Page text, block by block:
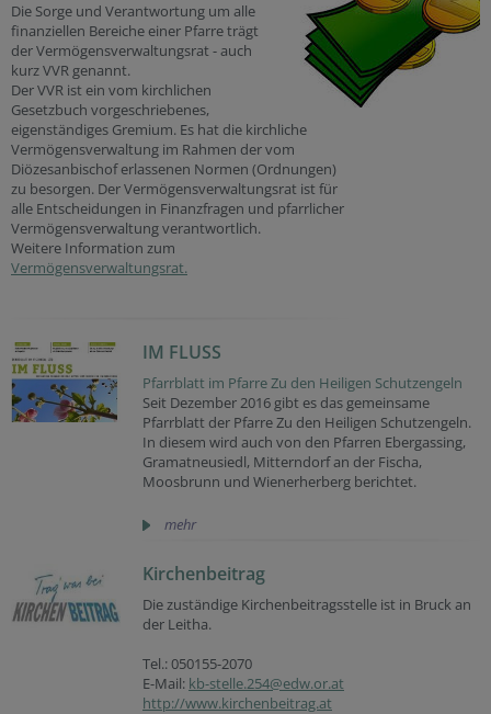
Die Sorge und Verantwortung um alle
finanziellen Bereiche einer Pfarre trägt
der Vermögensverwaltungsrat - auch
kurz VVR genannt.
Der VVR ist ein vom kirchlichen
Gesetzbuch vorgeschriebenes,
eigenständiges Gremium. Es hat die kirchliche
Vermögensverwaltung im Rahmen der vom
Diözesanbischof erlassenen Normen (Ordnungen)
zu besorgen. Der Vermögensverwaltungsrat ist für
alle Entscheidungen in Finanzfragen und pfarrlicher
Vermögensverwaltung verantwortlich.
Weitere Information zum
Vermögensverwaltungsrat.
IM FLUSS
Pfarrblatt im Pfarre Zu den Heiligen Schutzengeln
Seit Dezember 2016 gibt es das gemeinsame
Pfarrblatt der Pfarre Zu den Heiligen Schutzengeln.
In diesem wird auch von den Pfarren Ebergassing,
Gramatneusiedl, Mitterndorf an der Fischa,
Moosbrunn und Wienerherberg berichtet.
mehr
Kirchenbeitrag
Die zuständige Kirchenbeitragsstelle ist in Bruck an
der Leitha.
Tel.: 050155-2070
E-Mail: kb-stelle.254@edw.or.at
http://www.kirchenbeitrag.at